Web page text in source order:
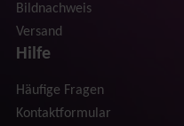
Bildnachweis
Versand
Hilfe
Häufige Fragen
Kontaktformular